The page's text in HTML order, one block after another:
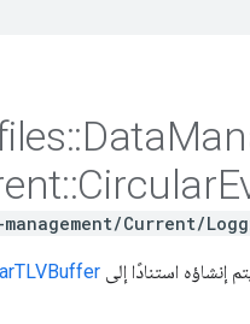
::Data
::Circular
Current/
استنادًا إلى